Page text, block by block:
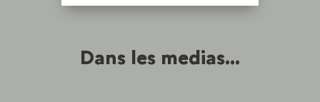
Dans les medias...